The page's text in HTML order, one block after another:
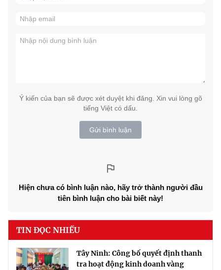
Ý kiến của bạn sẽ được xét duyệt khi đăng. Xin vui lòng gõ
tiếng Việt có dấu.
Gửi bình luận
Hiện chưa có bình luận nào, hãy trở thành người đầu
tiên bình luận cho bài biết này!
TIN ĐỌC NHIỀU
Tây Ninh: Công bố quyết định thanh
tra hoạt động kinh doanh vàng